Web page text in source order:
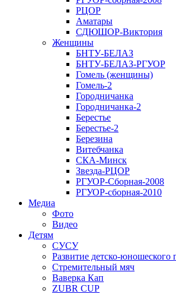
РЦОР
Аматары
СДЮШОР-Виктория
Женщины
БНТУ-БЕЛАЗ
БНТУ-БЕЛАЗ-РГУОР
Гомель (женщины)
Гомель-2
Городничанка
Городничанка-2
Берестье
Берестье-2
Березина
Витебчанка
СКА-Минск
Звезда-РЦОР
РГУОР-Сборная-2008
РГУОР-сборная-2010
Медиа
Фото
Видео
Детям
СУСУ
Развитие детско-юношеского
Стремительный мяч
Ваверка Кап
ZUBR CUP